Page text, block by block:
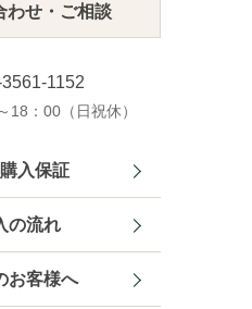
わせ・ご相談
1152
18：00（日祝休）
入保証
の流れ
お客様へ